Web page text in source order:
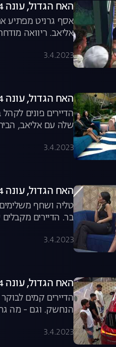
האח הגדול, עונה 4, פרק 55: אסף גרניט מגיע לביקור
אסף גרניט מפתיע
אליאב. ריוואה
3.4.2023
האח הגדול, עונה 4, פרק 54: שישיית הגמר נחשפת
הדיירים פונים
שלה עם אליאב, הבית המום מההדחה של
3.4.2023
האח הגדול, עונה 4, פרק 53: המודח ה-17 יוצא מהבית
טליה ושחף
בר. הדיירים מקבלים עדכון
3.4.2023
האח הגדול, עונה 4, פרק 52: הקרב על הרכב
הדיירים קמים
הנחשק. וגם - מה
3.4.2023